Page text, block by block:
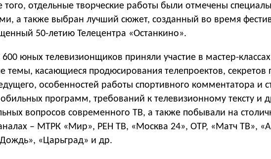
того, отдельные творческие работы были отмечены
а также выбран лучший сюжет, созданный во время
50-летию Телецентра «Останкино».
600 юных телевизионщиков приняли участие в мастер-
темы, касающиеся продюсирования телепроектов, секретов
особенностей работы спортивного комментатора и
программ, требований к телевизионному тексту и
вопросов современного ТВ, а также побывали на
– МТРК «Мир», РЕН ТВ, «Москва 24», ОТР, «Матч ТВ»,
«Царьград» и др.